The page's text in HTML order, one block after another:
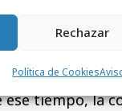
Rechazar
Política de Cookies
tiene fuera
conpresencia
ese tiempo, la